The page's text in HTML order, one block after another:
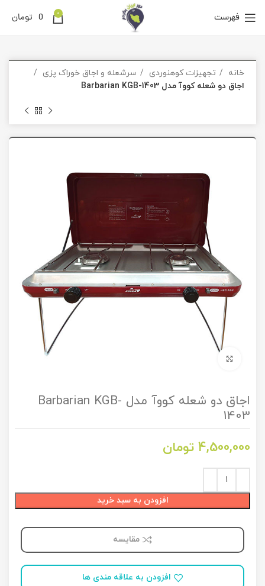
فهرست 0
0 تومان
خانه تجهیزات کوهنوردی
سرشعله و اجاق خوراک پزی
اجاق دو شعله کووآ مدل Barbarian KGB-1403
اجاق دو شعله کووآ مدل Barbarian KGB-
1403
4,500,000 تومان
افزودن به سبد خرید
مقایسه
افزودن به علاقه مندی ها